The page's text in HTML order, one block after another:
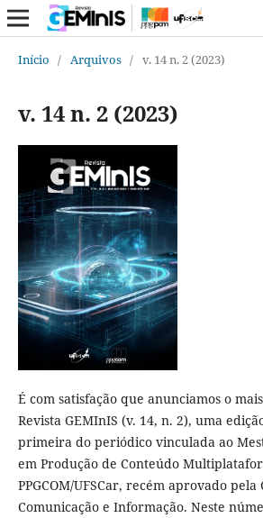
Início / Arquivos / v. 14 n. 2 (2023)
v. 14 n. 2 (2023)
É com satisfação que anunciamos o
Revista GEMInIS (v. 14, n. 2), uma
primeira do periódico vinculada ao
em Produção de Conteúdo
PPGCOM/UFSCar, recém aprovado pela
Comunicação e Informação. Neste